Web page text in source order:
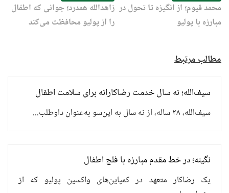
محمد قیوم؛ از انگیزه تا تحول در
مبارزه با پولیو
زاهدالله همدرد؛ جوانی که اطفال
را از پولیو محافظت می‌کند
مطالب مرتبط
سیف‌الله؛ نه سال خدمت رضاکارانه برای سلامت اطفال
سیف‌الله، ۲۸ ساله، از نه سال به این‌سو به‌عنوان داوطلب...
نگینه؛ در خط مقدم مبارزه با فلج اطفال
یک رضاکار متعهد در کمپاین‌های واکسین پولیو که از